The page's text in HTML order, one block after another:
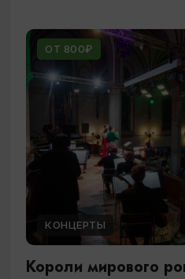
ОТ 800₽
КОНЦЕРТЫ
Короли мирового